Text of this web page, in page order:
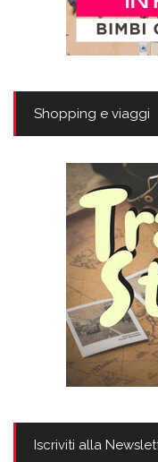
Shopping e viaggi
Iscriviti alla